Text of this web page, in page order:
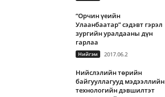
“Орчин үеийн
Улаанбаатар” сэдэвт гэрэл
зургийн уралдааны дүн
гарлаа
Нийгэм 2017.06.2
Нийслэлийн төрийн
байгууллагууд мэдээллийн
технологийн дэвшилтэт